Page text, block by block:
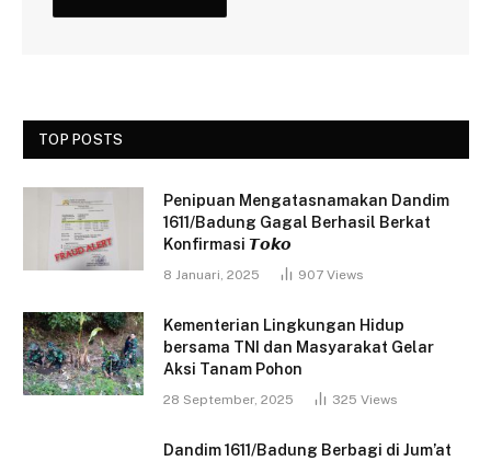
TOP POSTS
Penipuan Mengatasnamakan Dandim
1611/Badung Gagal Berhasil Berkat
Konfirmasi 𝙏𝙤𝙠𝙤
8 Januari, 2025 907 Views
Kementerian Lingkungan Hidup
bersama TNI dan Masyarakat Gelar
Aksi Tanam Pohon
28 September, 2025 325 Views
Dandim 1611/Badung Berbagi di Jum’at